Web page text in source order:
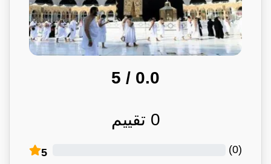
0.0
/ 5
0 تقييم
5 (
0
)